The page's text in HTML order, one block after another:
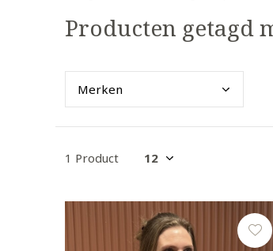
Producten getagd
Merken
1 Product